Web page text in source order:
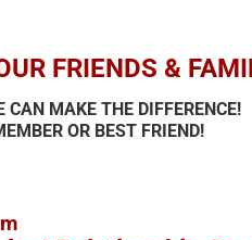
FRIENDS &
CAN MAKE THE DIFFERENCE!
OR BEST FRIEND!